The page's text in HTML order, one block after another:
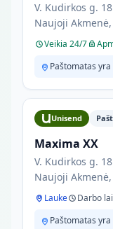
V. Kudirkos g. 18
Naujoji Akmenė,
Veikia 24/7
Paštomatas
Unisend
Maxima XX
V. Kudirkos g. 18
Naujoji Akmenė,
Lauke Darbo
Paštomatas